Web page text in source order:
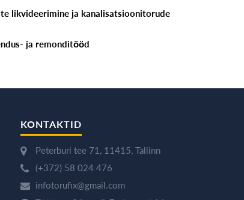
likvideerimine ja kanalisatsioonitorude
ja remonditööd
KONTAKTID
Peterburi tee 71, 11415, Tallinn
(+372) 58 024 476
infotorufix@gmail.com